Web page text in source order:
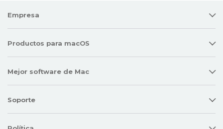
Empresa
Productos para macOS
Mejor software de Mac
Soporte